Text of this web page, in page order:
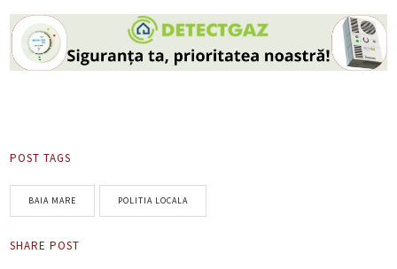
POST TAGS
BAIA MARE POLITIA LOCALA
SHARE POST